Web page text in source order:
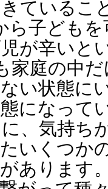
ているこ
ら子ども
が辛いと
家庭の中
い状態に
になって
、気持ち
いくつか
あります